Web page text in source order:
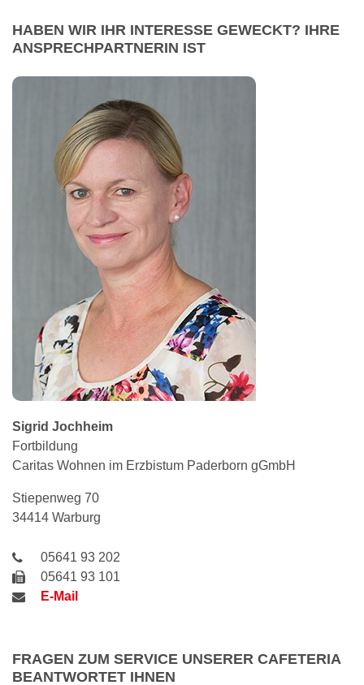
HABEN WIR IHR INTERESSE GEWECKT? IHRE
ANSPRECHPARTNERIN IST
Sigrid Jochheim
Fortbildung
Caritas Wohnen im Erzbistum Paderborn gGmbH
Stiepenweg 70
34414 Warburg
05641 93 202
05641 93 101
E-Mail
FRAGEN ZUM SERVICE UNSERER CAFETERIA
BEANTWORTET IHNEN